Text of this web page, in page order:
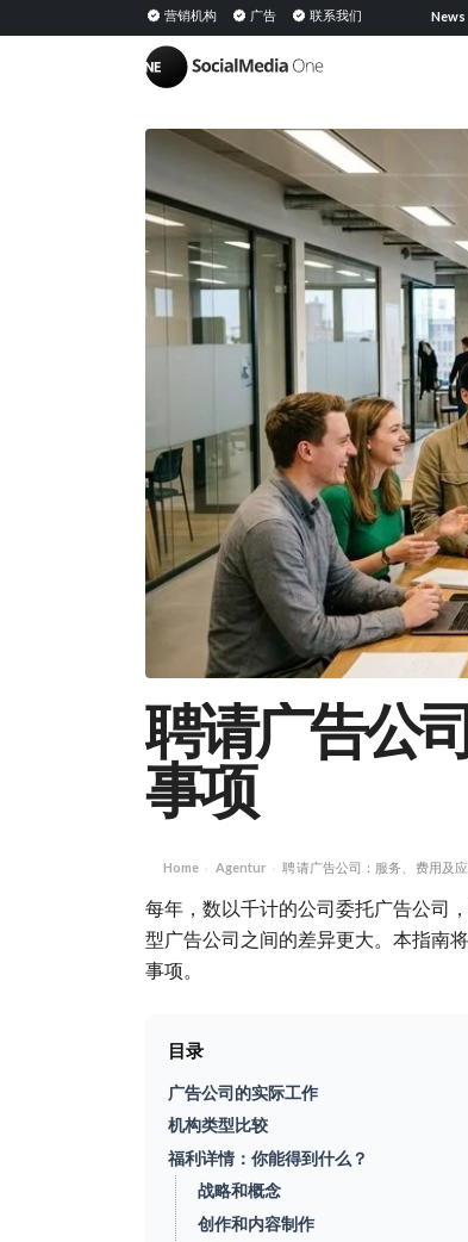
营销机构 广告 联系我们 News
共享媒体：定义、意义及在 PESO 模型中的策略 网
聘请广告公
事项
Home › Agentur › 聘请广告公司：服务、费用及
每年，数以千计的公司委托广告公司，
型广告公司之间的差异更大。本指南
事项。
目录
广告公司的实际工作
机构类型比较
福利详情：你能得到什么？
战略和概念
创作和内容制作